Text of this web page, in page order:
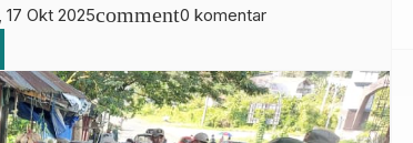
17 Okt 2025comment0 komentar